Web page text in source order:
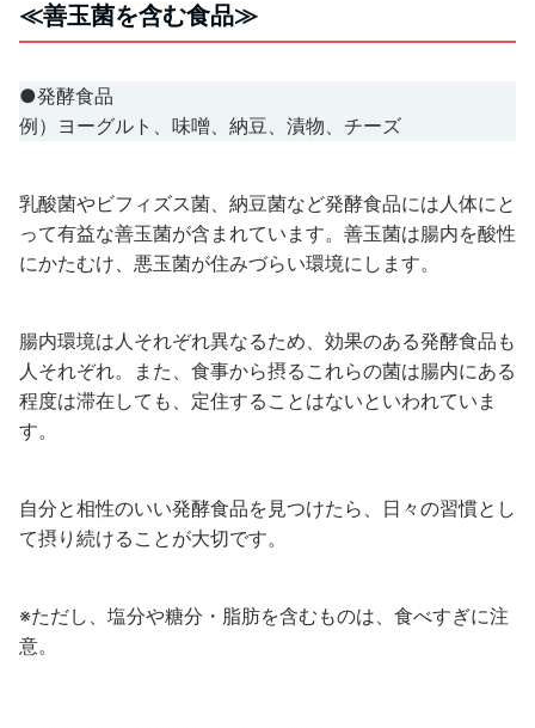
≪善玉菌を含む食品≫
●発酵食品
例）ヨーグルト、味噌、納豆、漬物、チーズ
乳酸菌やビフィズス菌、納豆菌など発酵食品には人体にと
って有益な善玉菌が含まれています。善玉菌は腸内を酸性
にかたむけ、悪玉菌が住みづらい環境にします。
腸内環境は人それぞれ異なるため、効果のある発酵食品も
人それぞれ。また、食事から摂るこれらの菌は腸内にある
程度は滞在しても、定住することはないといわれていま
す。
自分と相性のいい発酵食品を見つけたら、日々の習慣とし
て摂り続けることが大切です。
※ただし、塩分や糖分・脂肪を含むものは、食べすぎに注
意。